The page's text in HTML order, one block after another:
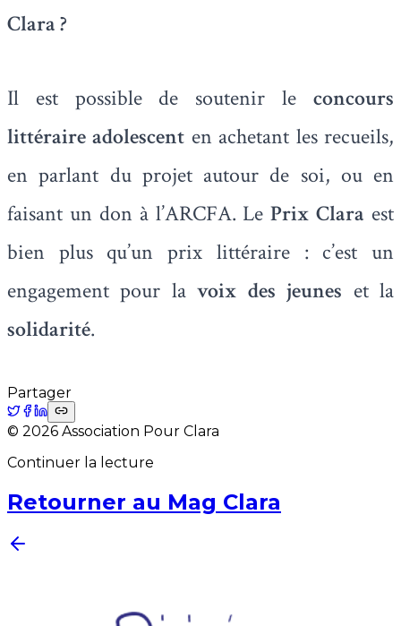
Clara ?
Il est possible de soutenir le concours
littéraire adolescent en achetant les recueils,
en parlant du projet autour de soi, ou en
faisant un don à l’ARCFA. LePrix Clara est
bien plus qu’un prix littéraire : c’est un
engagement pour lavoix des jeunes et la
solidarité.
Partager
© 2026 Association Pour Clara
Continuer la lecture
Retourner au Mag Clara